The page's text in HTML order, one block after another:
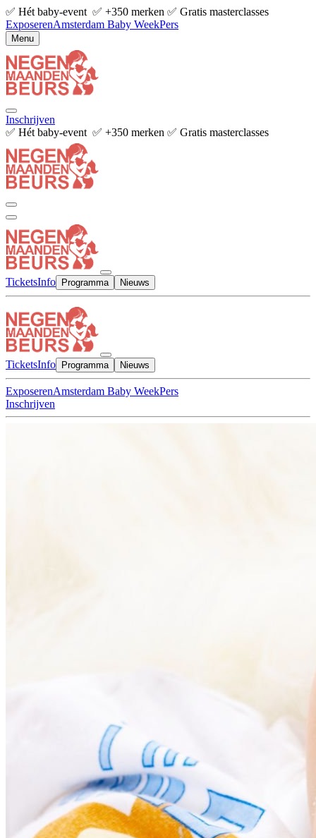
✅ Hét baby-event ✅ +350 merken ✅ Gratis masterclasses
ExposerenAmsterdam Baby WeekPers
Menu
Inschrijven
✅ Hét baby-event ✅ +350 merken ✅ Gratis masterclasses
TicketsInfo Programma Nieuws
TicketsInfo Programma Nieuws
ExposerenAmsterdam Baby WeekPers
Inschrijven